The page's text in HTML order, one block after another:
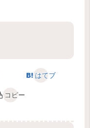
はてブ
コピー